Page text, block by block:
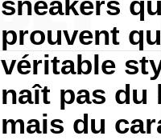
prouvent
véritable
naît pas du
mais du